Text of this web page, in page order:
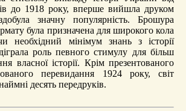
до 1918 року, вперше вийшла друком
значну популярність. Брошура
була призначена для широкого кола
необхідний мінімум знань з історії
роль певного стимулу для більш
власної історії. Крім презентованого
перевидання 1924 року, світ
десять передруків.